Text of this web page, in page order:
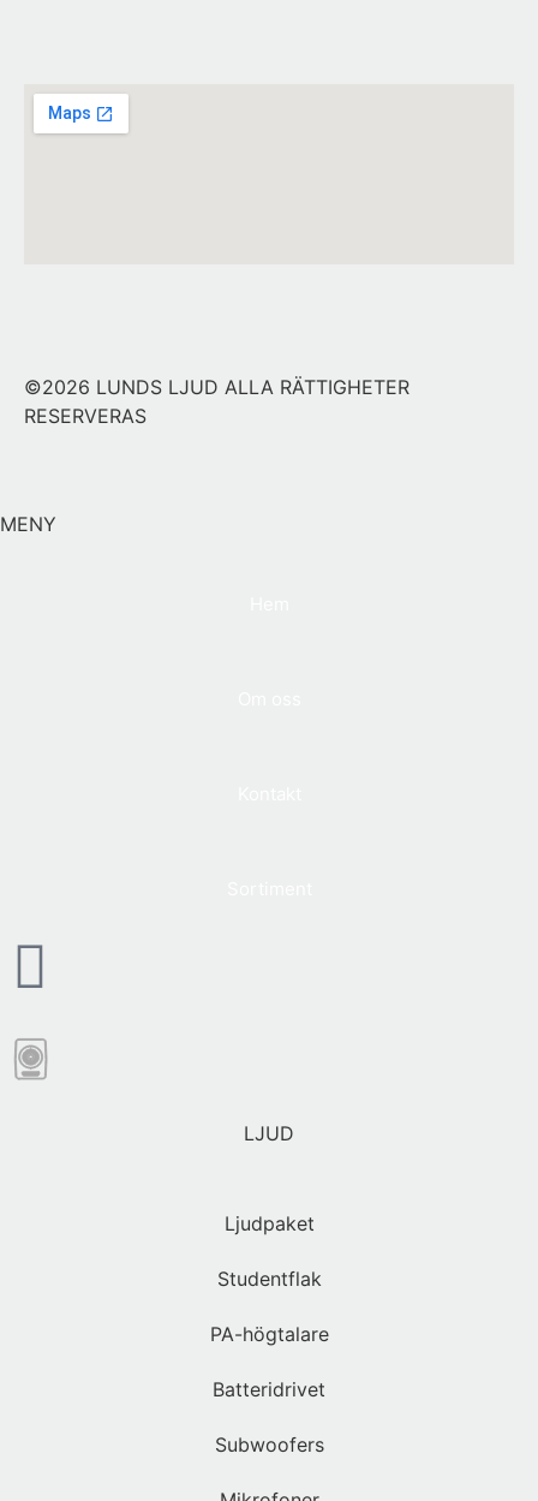
©2026 LUNDS LJUD ALLA RÄTTIGHETER
RESERVERAS
MENY
LJUD
Ljudpaket
Studentflak
PA-högtalare
Batteridrivet
Subwoofers